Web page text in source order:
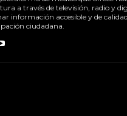
a través de televisión, radio y
información accesible y de
ciudadana.